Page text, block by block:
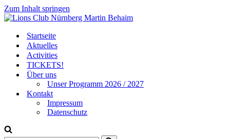
Zum Inhalt springen
Startseite
Aktuelles
Activities
TICKETS!
Über uns
Unser Programm 2026 / 2027
Kontakt
Impressum
Datenschutz